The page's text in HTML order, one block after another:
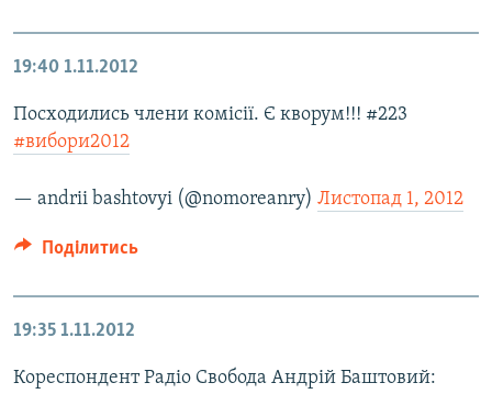
19:40 1.11.2012
Посходились члени комісії. Є кворум!!! #223
#вибори2012
— andrii bashtovyi (@nomoreanry) Листопад 1, 2012
Поділитись
19:35 1.11.2012
Кореспондент Радіо Свобода Андрій Баштовий: